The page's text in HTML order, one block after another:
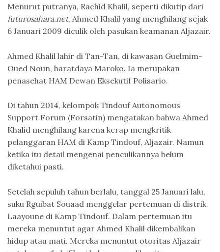
Menurut putranya, Rachid Khalil, seperti dikutip dari
futurosahara.net, Ahmed Khalil yang menghilang sejak
6 Januari 2009 diculik oleh pasukan keamanan Aljazair.
Ahmed Khalil lahir di Tan-Tan, di kawasan Guelmim-
Oued Noun, baratdaya Maroko. Ia merupakan
penasehat HAM Dewan Eksekutif Polisario.
Di tahun 2014, kelompok Tindouf Autonomous
Support Forum (Forsatin) mengatakan bahwa Ahmed
Khalid menghilang karena kerap mengkritik
pelanggaran HAM di Kamp Tindouf, Aljazair. Namun
ketika itu detail mengenai penculikannya belum
diketahui pasti.
Setelah sepuluh tahun berlalu, tanggal 25 Januari lalu,
suku Rguibat Souaad menggelar pertemuan di distrik
Laayoune di Kamp Tindouf. Dalam pertemuan itu
mereka menuntut agar Ahmed Khalil dikembalikan
hidup atau mati. Mereka menuntut otoritas Aljazair